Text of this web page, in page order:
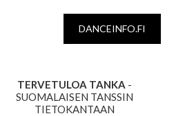
DANCEINFO.FI
TERVETULOA TANKA -
SUOMALAISEN TANSSIN
TIETOKANTAAN